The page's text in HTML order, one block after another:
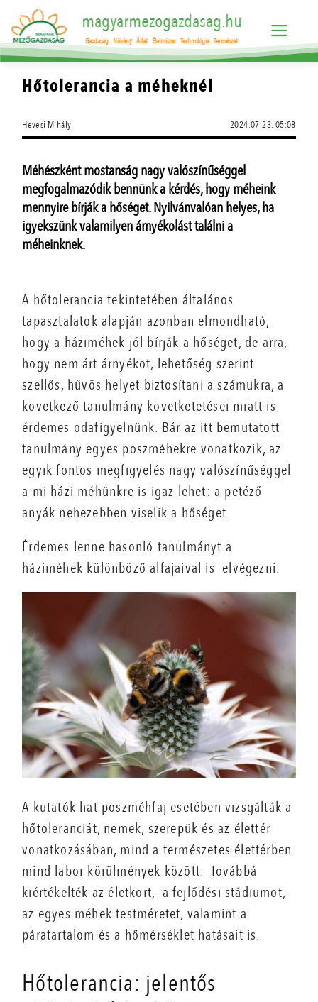
magyarmezogazdasag.hu
Gazdaság Növény Állat Élelmiszer Technológia Természet
Hőtolerancia a méheknél
Hevesi Mihály 2024.07.23. 05:08
Méhészként mostanság nagy valószínűséggel
megfogalmazódik bennünk a kérdés, hogy méheink
mennyire bírják a hőséget. Nyilvánvalóan helyes, ha
igyekszünk valamilyen árnyékolást találni a
méheinknek.
A hőtolerancia tekintetében általános
tapasztalatok alapján azonban elmondható,
hogy a háziméhek jól bírják a hőséget, de arra,
hogy nem árt árnyékot, lehetőség szerint
szellős, hűvös helyet biztosítani a számukra, a
következő tanulmány követketetései miatt is
érdemes odafigyelnünk. Bár az itt bemutatott
tanulmány egyes poszméhekre vonatkozik, az
egyik fontos megfigyelés nagy valószínűséggel
a mi házi méhünkre is igaz lehet: a petéző
anyák nehezebben viselik a hőséget.
Érdemes lenne hasonló tanulmányt a
háziméhek különböző alfajaival is elvégezni.
A kutatók hat poszméhfaj esetében vizsgálták a
hőtoleranciát, nemek, szerepük és az élettér
vonatkozásában, mind a természetes élettérben
mind labor körülmények között. Továbbá
kiértékelték az életkort, a fejlődési stádiumot,
az egyes méhek testméretet, valamint a
páratartalom és a hőmérséklet hatásait is.
Hőtolerancia: jelentős